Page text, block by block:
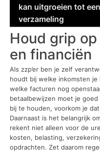
kan uitgroeien tot
verzameling
Houd grip
en financiën
Als zzp’er ben je zelf
houdt bij welke inkomsten
welke facturen nog
betaalbewijzen moet je
bij te houden, voorkom je
Daarnaast is het belangrijk
rekent niet alleen voor de
kosten, belasting,
opdrachten. Zet daarom